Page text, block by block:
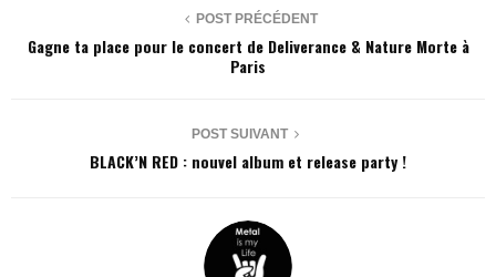
POST PRÉCÉDENT
Gagne ta place pour le concert de Deliverance & Nature Morte à
Paris
POST SUIVANT
BLACK’N RED : nouvel album et release party !